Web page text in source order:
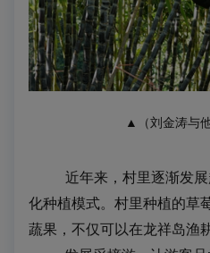
▲（刘金涛与
近年来，村里逐渐发
化种植模式。村里种植的草
蔬果，不仅可以在龙祥岛渔